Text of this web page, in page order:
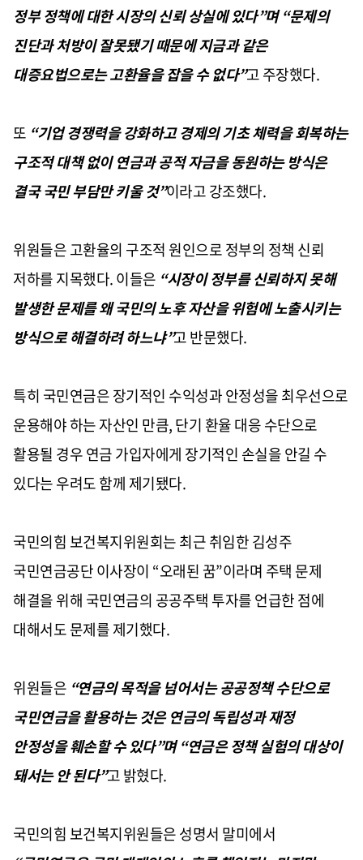
정부 정책에 대한 시장의 신뢰 상실에 있다”며 “문제의
진단과 처방이 잘못됐기 때문에 지금과 같은
대증요법으로는 고환율을 잡을 수 없다”고 주장했다.
또 “기업 경쟁력을 강화하고 경제의 기초 체력을 회복하는
구조적 대책 없이 연금과 공적 자금을 동원하는 방식은
결국 국민 부담만 키울 것”이라고 강조했다.
위원들은 고환율의 구조적 원인으로 정부의 정책 신뢰
저하를 지목했다. 이들은 “시장이 정부를 신뢰하지 못해
발생한 문제를 왜 국민의 노후 자산을 위험에 노출시키는
방식으로 해결하려 하느냐”고 반문했다.
특히 국민연금은 장기적인 수익성과 안정성을 최우선으로
운용해야 하는 자산인 만큼, 단기 환율 대응 수단으로
활용될 경우 연금 가입자에게 장기적인 손실을 안길 수
있다는 우려도 함께 제기됐다.
국민의힘 보건복지위원회는 최근 취임한 김성주
국민연금공단 이사장이 “오래된 꿈”이라며 주택 문제
해결을 위해 국민연금의 공공주택 투자를 언급한 점에
대해서도 문제를 제기했다.
위원들은 “연금의 목적을 넘어서는 공공정책 수단으로
국민연금을 활용하는 것은 연금의 독립성과 재정
안정성을 훼손할 수 있다”며 “연금은 정책 실험의 대상이
돼서는 안 된다”고 밝혔다.
국민의힘 보건복지위원들은 성명서 말미에서